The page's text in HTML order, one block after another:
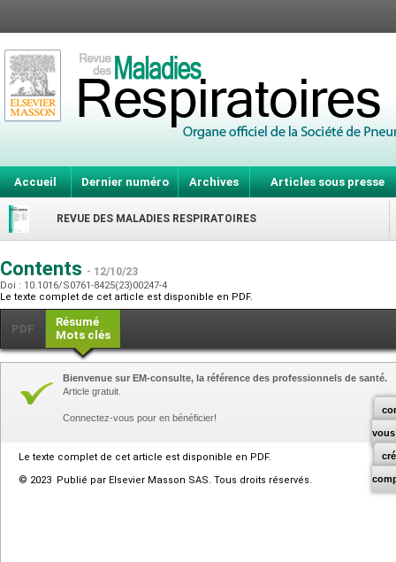
Accueil Dernier numéro Archives Articles sous presse
REVUE DES MALADIES RESPIRATOIRES
Contents - 12/10/23
Doi : 10.1016/S0761-8425(23)00247-4
Le texte complet de cet article est disponible en PDF.
PDF
Résumé
Mots clés
vous
Bienvenue sur EM-consulte, la référence des professionnels de santé.
Article gratuit.
Connectez-vous pour en bénéficier!
Le texte complet de cet article est disponible en PDF.
© 2023 Publié par Elsevier Masson SAS. Tous droits réservés.